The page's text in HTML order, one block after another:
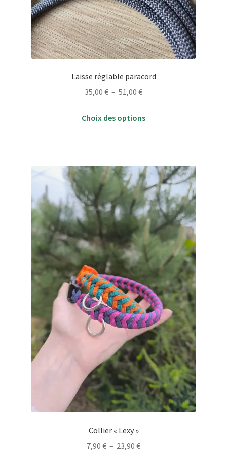
Laisse réglable paracord
35,00 € – 51,00 €Plage
prix :
Choix des options
variations.
Les
options
peuvent
être
choisies
sur
page
du
produit
Collier « Lexy »
7,90 € – 23,90 €Plage